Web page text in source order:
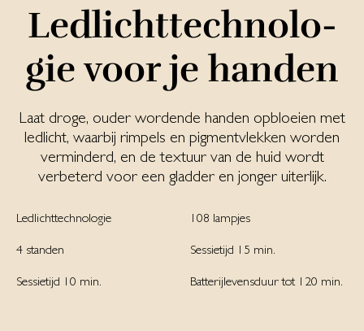
Led­licht­tech­no­lo­
gie voor je handen
Laat droge, ouder wordende handen opbloeien met
ledlicht, waarbij rimpels en pigmentvlekken worden
verminderd, en de textuur van de huid wordt
verbeterd voor een gladder en jonger uiterlijk.
Ledlichttechnologie 108 lampjes
4 standen Sessietijd 15 min.
Sessietijd 10 min. Batterijlevensduur tot 120 min.